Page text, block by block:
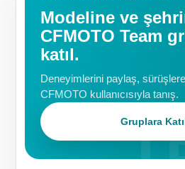
Modeline ve
CFMOTO Team
katıl.
Deneyimlerini paylaş,
CFMOTO kullanıcısıyla tanış.
Gruplara